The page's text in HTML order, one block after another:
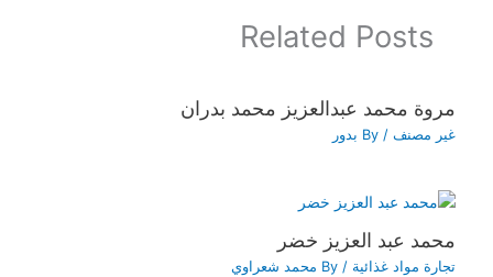
Related Posts
مروة محمد عبدالعزيز محمد بدران
غير مصنف / By بدور
محمد عبد العزيز خضر
تجارة مواد غذائية / By محمد شعراوي